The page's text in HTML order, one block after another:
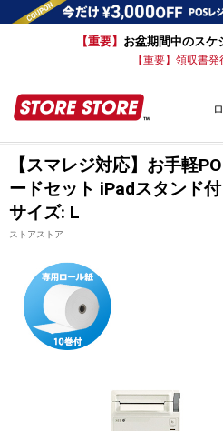
【重要】 お盆期間中のスケ
【重要】領収書
【スマレジ対応】お手軽
ードセット iPadスタンド
サイズ: L
ストアストア